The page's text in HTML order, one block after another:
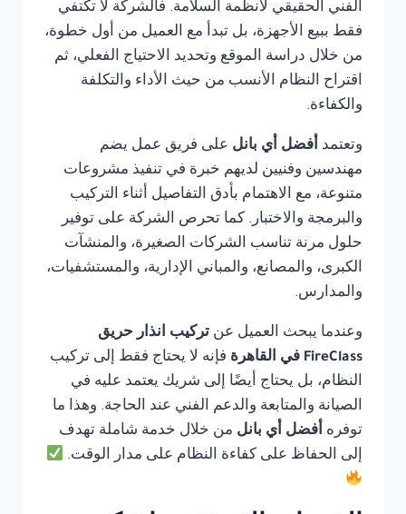
الفني الحقيقي لأنظمة السلامة. فالشركة لا تكتفي
فقط ببيع الأجهزة، بل تبدأ مع العميل من أول خطوة،
من خلال دراسة الموقع وتحديد الاحتياج الفعلي، ثم
اقتراح النظام الأنسب من حيث الأداء والتكلفة
والكفاءة.
وتعتمد أفضل أي بانل على فريق عمل يضم
مهندسين وفنيين لديهم خبرة في تنفيذ مشروعات
متنوعة، مع الاهتمام بأدق التفاصيل أثناء التركيب
والبرمجة والاختبار. كما تحرص الشركة على توفير
حلول مرنة تناسب الشركات الصغيرة، والمنشآت
الكبرى، والمصانع، والمباني الإدارية، والمستشفيات،
والمدارس.
وعندما يبحث العميل عن تركيب انذار حريق
FireClass في القاهرة
فإنه لا يحتاج فقط إلى تركيب
النظام، بل يحتاج أيضًا إلى شريك يعتمد عليه في
الصيانة والمتابعة والدعم الفني عند الحاجة. وهذا ما
توفره أفضل أي بانل من خلال خدمة شاملة تهدف
إلى الحفاظ على كفاءة النظام على مدار الوقت.